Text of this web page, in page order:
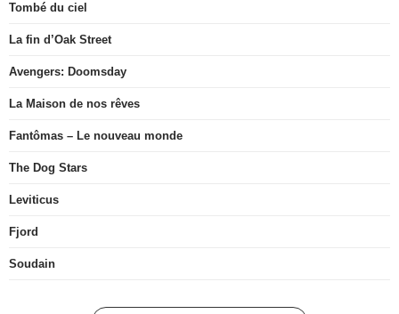
Tombé du ciel
La fin d’Oak Street
Avengers: Doomsday
La Maison de nos rêves
Fantômas – Le nouveau monde
The Dog Stars
Leviticus
Fjord
Soudain